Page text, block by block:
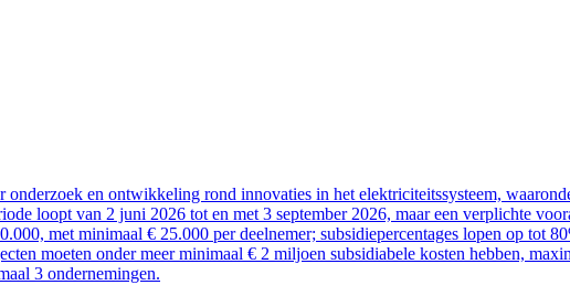
en ontwikkeling rond innovaties in het elektriciteitssysteem,
loopt van 2 juni 2026 tot en met 3 september 2026, maar een verplichte
met minimaal € 25.000 per deelnemer; subsidiepercentages lopen op tot
moeten onder meer minimaal € 2 miljoen subsidiabele kosten hebben,
3 ondernemingen.